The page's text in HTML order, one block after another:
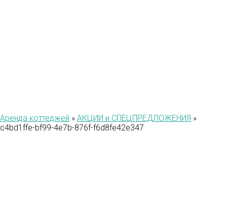
Аренда коттеджей » АКЦИИ и СПЕЦПРЕДЛОЖЕНИЯ »
c4bd1ffe-bf99-4e7b-876f-f6d8fe42e347